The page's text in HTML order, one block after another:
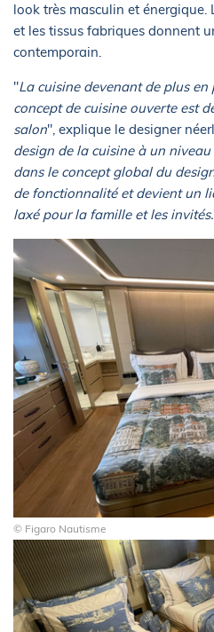
look très masculin et énergique.
et les tissus fabriques donnent
contemporain.
"La cuisine devenant de plus en
concept de cuisine ouverte est
salon", explique le designer
design de la cuisine à un
dans le concept global du
de fonctionnalité et devient un
laxé pour la famille et les invités.
© Figaro Nautisme